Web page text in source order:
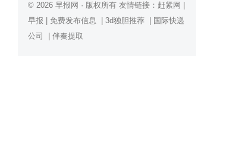
© 2026 早报网 · 版权所有 友情链接： 赶紧网
早报
免费发布信息 3d独胆推荐
国际快递
公司
伴奏提取